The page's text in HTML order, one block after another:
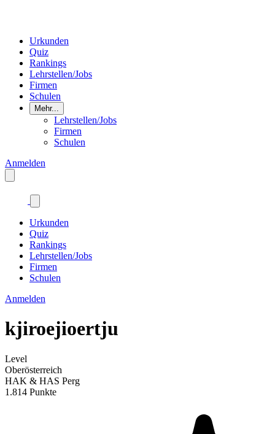
Urkunden
Quiz
Rankings
Lehrstellen/Jobs
Firmen
Schulen
Mehr...
Lehrstellen/Jobs
Firmen
Schulen
Anmelden
Urkunden
Quiz
Rankings
Lehrstellen/Jobs
Firmen
Schulen
Anmelden
kjiroejioertju
Level
Oberösterreich
HAK & HAS Perg
1.814 Punkte